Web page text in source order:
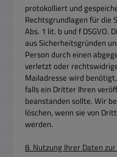
protokolliert und
Rechtsgrundlagen für die
Abs. 1 lit. b und f DSGVO.
aus Sicherheitsgründen
Person durch einen
verletzt oder
Mailadresse wird
falls ein Dritter Ihren
beanstanden sollte. Wir
löschen, wenn sie von
werden.
8. Nutzung Ihrer Daten